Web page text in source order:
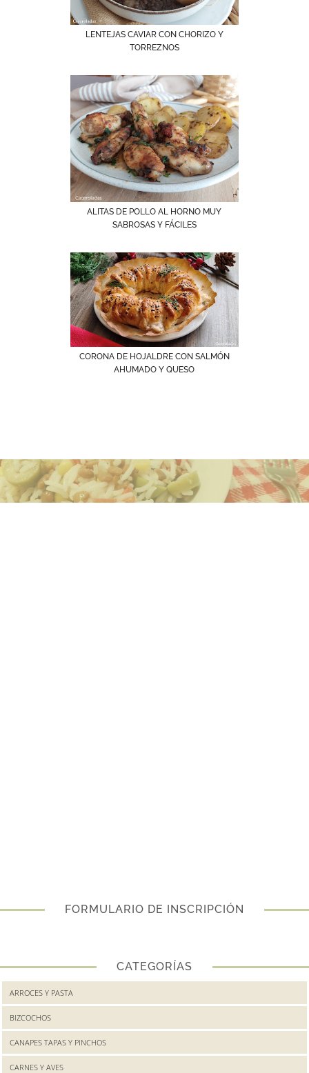
LENTEJAS CAVIAR CON CHORIZO Y
TORREZNOS
ALITAS DE POLLO AL HORNO MUY
SABROSAS Y FÁCILES
CORONA DE HOJALDRE CON SALMÓN
AHUMADO Y QUESO
FORMULARIO DE INSCRIPCIÓN
CATEGORÍAS
ARROCES Y PASTA
BIZCOCHOS
CANAPES TAPAS Y PINCHOS
CARNES Y AVES